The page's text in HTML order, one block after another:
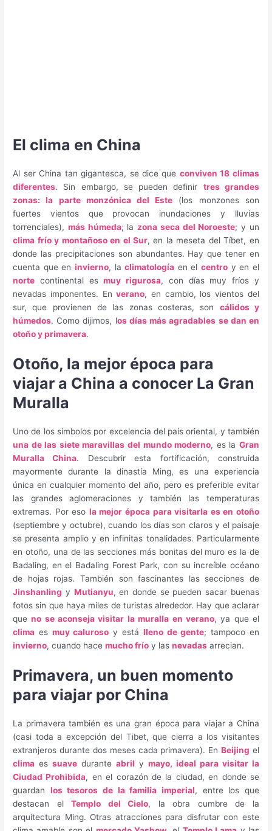
El clima en China
Al ser China tan gigantesca, se dice que conviven 18 climas
diferentes. Sin embargo, se pueden definir tres grandes
zonas: la parte monzónica del Este (los monzones son
fuertes vientos que provocan inundaciones y lluvias
torrenciales), más húmeda; la zona seca del Noroeste; y un
clima frío y montañoso en el Sur, en la meseta del Tíbet, en
donde las precipitaciones son abundantes. Hay que tener en
cuenta que en invierno, laclimatología en elcentro y en el
norte continental esmuy rigurosa, con días muy fríos y
nevadas imponentes. Enverano, en cambio, los vientos del
sur, que provienen de las zonas costeras, son cálidos y
húmedos. Como dijimos, los días más agradables se dan en
otoño y primavera.
Otoño, la mejor época para
viajar a China a conocer La Gran
Muralla
Uno de los símbolos por excelencia del país oriental, y también
una de las siete maravillas del mundo moderno, es la Gran
Muralla China. Descubrir esta fortificación, construida
mayormente durante la dinastía Ming, es una experiencia
única en cualquier momento del año, pero es preferible evitar
las grandes aglomeraciones y también las temperaturas
extremas. Por eso la mejor época para visitarla es en otoño
(septiembre y octubre), cuando los días son claros y el paisaje
se presenta amplio y en infinitas tonalidades. Particularmente
en otoño, una de las secciones más bonitas del muro es la de
Badaling, en el Badaling Forest Park, con su increíble océano
de hojas rojas. También son fascinantes las secciones de
Jinshanling y Mutianyu, en donde se pueden sacar buenas
fotos sin que haya miles de turistas alrededor. Hay que aclarar
queno se aconseja visitar la muralla en verano, ya que el
clima es muy caluroso y está lleno de gente; tampoco en
invierno, cuando hacemucho frío y lasnevadas arrecian.
Primavera, un buen momento
para viajar por China
La primavera también es una gran época para viajar a China
(casi toda a excepción del Tibet, que cierra a los visitantes
extranjeros durante dos meses cada primavera). EnBeijing el
clima essuave duranteabril y mayo, ideal para visitar la
Ciudad Prohibida, en el corazón de la ciudad, en donde se
guardan los tesoros de la familia imperial, entre los que
destacan elTemplo del Cielo, la obra cumbre de la
arquitectura Ming. Otras atracciones para disfrutar con este